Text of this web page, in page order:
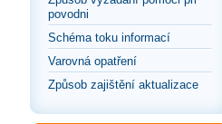
povodni
Schéma toku informací
Varovná opatření
Způsob zajištění aktualizace